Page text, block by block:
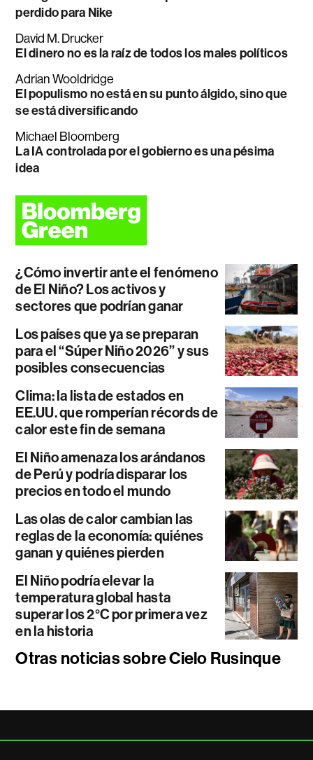
perdido para Nike
David M. Drucker
El dinero no es la raíz de todos los males políticos
Adrian Wooldridge
El populismo no está en su punto álgido, sino que
se está diversificando
Michael Bloomberg
La IA controlada por el gobierno es una pésima
idea
¿Cómo invertir ante el fenómeno
de El Niño? Los activos y
sectores que podrían ganar
Los países que ya se preparan
para el “Súper Niño 2026” y sus
posibles consecuencias
Clima: la lista de estados en
EE.UU. que romperían récords de
calor este fin de semana
El Niño amenaza los arándanos
de Perú y podría disparar los
precios en todo el mundo
Las olas de calor cambian las
reglas de la economía: quiénes
ganan y quiénes pierden
El Niño podría elevar la
temperatura global hasta
superar los 2°C por primera vez
en la historia
Otras noticias sobre Cielo Rusinque